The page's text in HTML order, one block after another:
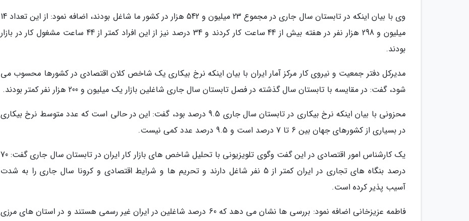
وی با بیان اینکه در تابستان سال جاری در مجموع 23 میلیون و 542 هزار در کشور ما شاغل بودند، اضافه نمود: از این تعداد 14
میلیون و 298 هزار نفر در هفته بیش از 44 ساعت کار کردند و 34 درصد نیز از این افراد کمتر از 44 ساعت مشغول کار در بازار
بودند.
مدیرکل دفتر جمعیت و نیروی کار مرکز آمار ایران با بیان اینکه نرخ بیکاری یک شاخص کلان اقتصادی در کشورها محسوب می
شود، گفت: در مقایسه با تابستان سال گذشته در فصل تابستان سال جاری شاغلین بازار یک میلیون و 200 هزار نفر کمتر بودند.
محزونی با بیان اینکه نرخ بیکاری در تابستان سال جاری 9.5 درصد بود، گفت: این در حالی است که عدد متوسط نرخ بیکاری
در بسیاری از کشورهای جهان بین 6 تا 7 درصد است و 9.5 درصد عدد کمی نیست.
یک کارشناس امور اقتصادی در این گفت وگوی تلویزیونی با تحلیل شاخص های بازار کار ایران در تابستان سال جاری گفت: 70
درصد بنگاه های تجاری در ایران کمتر از 5 نفر شاغل دارند و تحریم ها و شرایط اقتصادی و کرونا سال جاری را به شدت
آسیب پذیر کرده است.
فاطمه عزیزخانی اضافه نمود: بررسی ها نشان می دهد که 60 درصد شاغلین در ایران غیر رسمی هستند و در استان های مرزی